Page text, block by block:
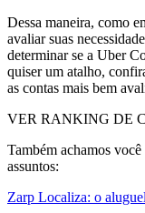
Dessa maneira, como
avaliar suas
determinar se a Uber
quiser um atalho,
as contas mais bem
VER RANKING DE
Também achamos
assuntos:
Zarp Localiza: o